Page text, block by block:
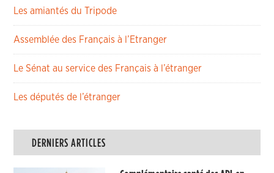
Les amiantés du Tripode
Assemblée des Français à l’Etranger
Le Sénat au service des Français à l’étranger
Les députés de l’étranger
DERNIERS ARTICLES